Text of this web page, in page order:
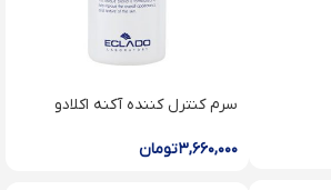
سرم کنترل کننده آکنه اکلادو
۳,۶۶۰,۰۰۰تومان